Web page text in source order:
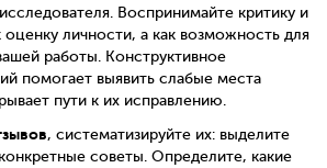
Воспринимайте критику и
личности, а как возможность для
работы. Конструктивное
помогает выявить слабые места
пути к их исправлению.
, систематизируйте их: выделите
советы. Определите, какие